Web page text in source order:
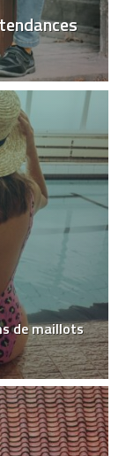
de maillots